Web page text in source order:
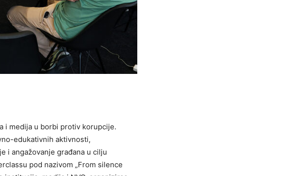
i medija u borbi protiv korupcije.
edukativnih aktivnosti,
i angažovanje građana u cilju
pod nazivom „From silence